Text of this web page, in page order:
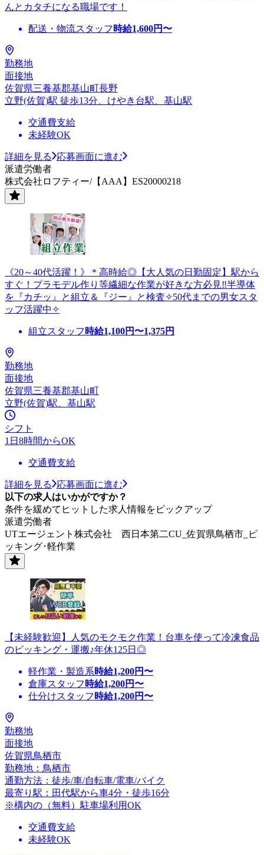
んとカタチになる職場です！
配送・物流スタッフ 時給1,600円〜
勤務地
面接地
佐賀県三養基郡基山町長野
立野(佐賀)駅 徒歩13分、けやき台駅、基山駅
交通費支給
未経験OK
詳細を見る
応募画面に進む
派遣労働者
株式会社ロフティー/【AAA】ES20000218
《20～40代活躍！》＊高時給◎【大人気の日勤固定】駅から
すぐ！プラモデル作り等繊細な作業が好きな方必見‼半導体
を『カチッ』と組立＆『ジー』と検査✧50代までの男女スタ
ッフ活躍中✧
組立スタッフ 時給1,100円〜1,375円
勤務地
面接地
佐賀県三養基郡基山町
立野(佐賀)駅、基山駅
シフト
1日8時間からOK
交通費支給
詳細を見る
応募画面に進む
以下の求人はいかがですか？
条件を緩めてヒットした求人情報をピックアップ
派遣労働者
UTエージェント株式会社 西日本第二CU_佐賀県鳥栖市_ピ
ッキング･軽作業
【未経験歓迎】人気のモクモク作業！台車を使って冷凍食品
のピッキング・運搬♪年休125日◎
軽作業・製造系時給1,200円〜
倉庫スタッフ 時給1,200円〜
仕分けスタッフ 時給1,200円〜
勤務地
面接地
佐賀県鳥栖市
勤務地：鳥栖市
通勤方法：徒歩/車/自転車/電車/バイク
最寄り駅：田代駅から車4分・徒歩16分
※構内の（無料）駐車場利用OK
交通費支給
未経験OK